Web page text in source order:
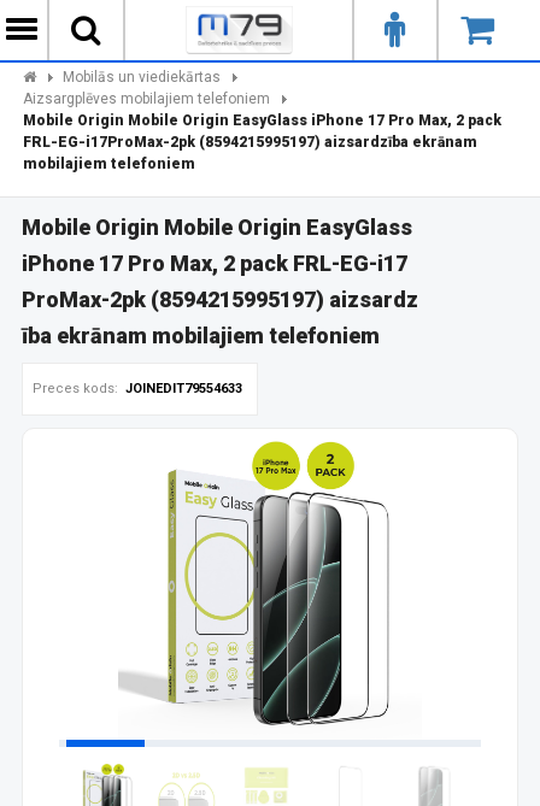
Mobilās un viediekārtas
Aizsargplēves mobilajiem telefoniem
Mobile Origin Mobile Origin EasyGlass iPhone 17 Pro Max, 2 pack
FRL-EG-i17ProMax-2pk (8594215995197) aizsardzība ekrānam
mobilajiem telefoniem
Mobile Origin Mobile Origin EasyGlass
iPhone 17 Pro Max, 2 pack FRL-EG-i17
ProMax-2pk (8594215995197) aizsardz
ība ekrānam mobilajiem telefoniem
Preces kods: JOINEDIT79554633